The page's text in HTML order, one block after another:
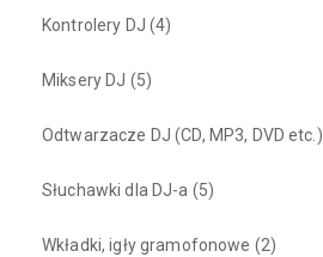
Kontrolery DJ (4)
Miksery DJ (5)
Odtwarzacze DJ (CD, MP3, DVD etc.)
Słuchawki dla DJ-a (5)
Wkładki, igły gramofonowe (2)